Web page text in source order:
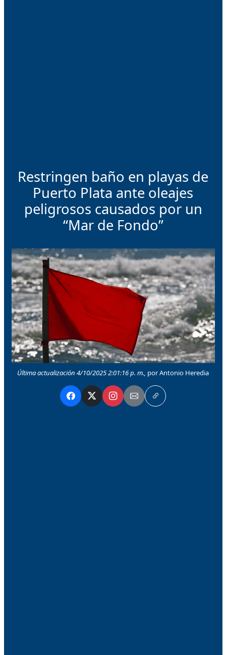
Restringen baño en playas de
Puerto Plata ante oleajes
peligrosos causados por un
“Mar de Fondo”
Última actualización 4/10/2025 2:01:16 p. m., por Antonio Heredia